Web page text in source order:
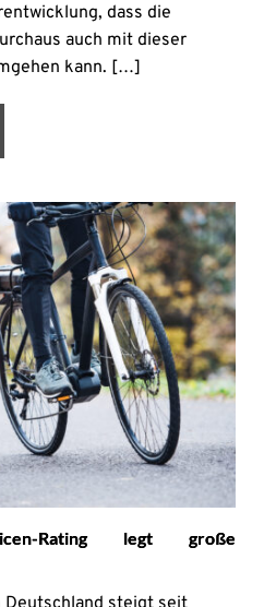
dass die
auch mit dieser
kann. […]
Rating legt große